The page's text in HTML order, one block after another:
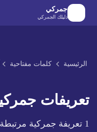
الانتقال إلى المحتوى الرئيسي
جمركي
دليلك الجمركي
الرئيسية كلمات مفتاحية
تعريفات
1 تعريفة جمركية مرتبطة